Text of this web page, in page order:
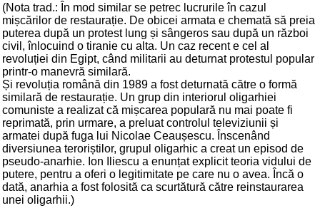
(Nota trad.: În mod similar se petrec lucrurile în cazul
mișcărilor de restaurație. De obicei armata e chemată să preia
puterea după un protest lung și sângeros sau după un război
civil, înlocuind o tiranie cu alta. Un caz recent e cel al
revoluției din Egipt, când militarii au deturnat protestul popular
printr-o manevră similară.
Și revoluția română din 1989 a fost deturnată către o formă
similară de restaurație. Un grup din interiorul oligarhiei
comuniste a realizat că mișcarea populară nu mai poate fi
reprimată, prin urmare, a preluat controlul televiziunii și
armatei după fuga lui Nicolae Ceaușescu. Înscenând
diversiunea teroriștilor, grupul oligarhic a creat un episod de
pseudo-anarhie. Ion Iliescu a enunțat explicit teoria vidului de
putere, pentru a oferi o legitimitate pe care nu o avea. Încă o
dată, anarhia a fost folosită ca scurtătură către reinstaurarea
unei oligarhii.)